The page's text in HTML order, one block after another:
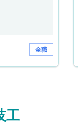
全職
工